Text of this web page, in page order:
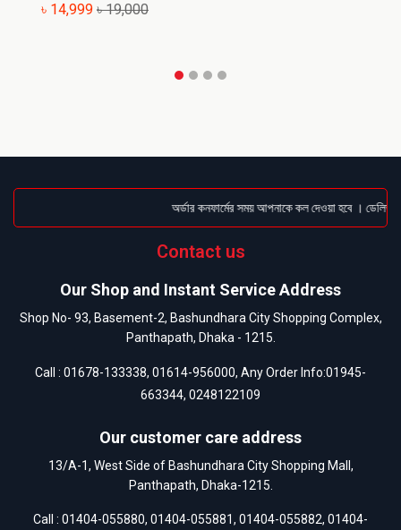
৳ 14,999 ৳ 19,000
অর্ডার কনফার্মের সময় আপনাকে কল দেওয়া হবে ।
Contact us
Our Shop and Instant Service Address
Shop No- 93, Basement-2, Bashundhara City Shopping Complex,
Panthapath, Dhaka - 1215.
Call : 01678-133338, 01614-956000, Any Order Info:01945-
663344, 0248122109
Our customer care address
13/A-1, West Side of Bashundhara City Shopping Mall,
Panthapath, Dhaka-1215.
Call : 01404-055880, 01404-055881, 01404-055882, 01404-